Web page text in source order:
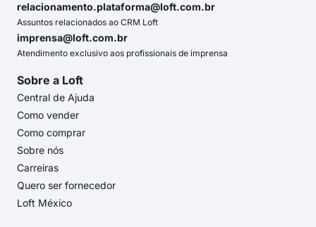
relacionamento.plataforma@loft.com.br
Assuntos relacionados ao CRM Loft
imprensa@loft.com.br
Atendimento exclusivo aos profissionais de imprensa
Sobre a Loft
Central de Ajuda
Como vender
Como comprar
Sobre nós
Carreiras
Quero ser fornecedor
Loft México